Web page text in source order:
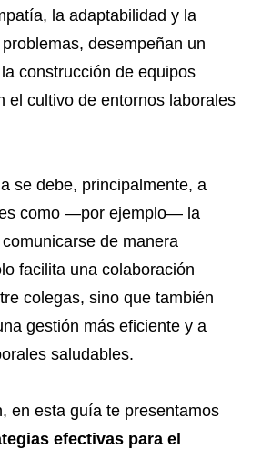
la adaptabilidad y la
desempeñan un
construcción de equipos
el cultivo de entornos laborales
se debe, principalmente, a
como —por ejemplo— la
de manera
facilita una colaboración
colegas, sino que también
gestión más eficiente y a
saludables.
en esta guía te presentamos
efectivas para el